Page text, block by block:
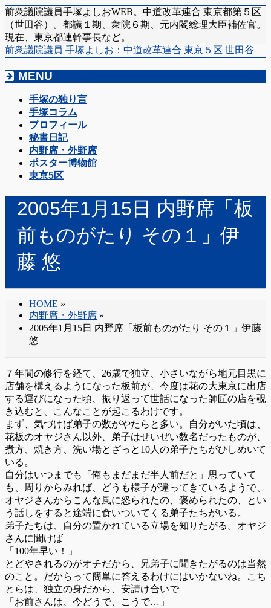
前衆議院議員手塚よしおWEB。中道改革連合 東京都第５区
（世田谷）。都議１期、衆院６期、元内閣総理大臣補佐官。
現在、東京都連幹事長など。
前衆議院議員 手塚よしお：中道改革連合 東京５区 世田谷
MENU
手塚の独り言
手塚コラム
プロフィール
秘書日記
内野席・外野席
ポスター博物館
東京5区
2005年1月15日 内野席「板
前ものがたり その１」伊
藤 悠
HOME »
内野席・外野席 »
2005年1月15日 内野席「板前ものがたり その１」伊藤
悠
７年間の修行を経て、26歳で独立、小さいながら地元目黒に
店舗を構えるようになった板前が、今度は花の大東京に出店
する運びになった頃、振り返って世話になった師匠の店を覗
き込むと、こんなことが起こるわけです。
まず、気づけば弟子の数がやたらと多い。自分がいた頃は、
花板のオヤジさん以外、弟子はせいぜい数名だったものが、
煮方、焼き方、洗い場とざっと10人の弟子たちがひしめいて
いる。
自分はいつまでも「俺もまだまだ半人前だと」思っていて
も、周りからみれば、どうも様子が違ってきているようで、
オヤジさんからこんな風に怒られたの、褒められたの、とい
う話しをすると途端に食いついてくる弟子たちがいる。
弟子たちは、自分の置かれている立場を知りたがる。オヤジ
さんに聞けば
「100年早い！」
とどやされるのがオチだから、兄弟子に聞きたがるのは当然
のこと。だからって簡単に答えるわけにはいかないね。こち
とらは、独立の身だから、安請け合いで
「お前さんは、今どうで、こうで…」